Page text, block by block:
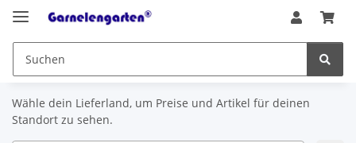
Wähle dein Lieferland, um Preise und Artikel für deinen
Standort zu sehen.